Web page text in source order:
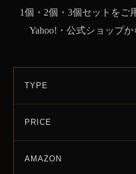
1個・2個・3個セットをご
Yahoo!・公式ショップ
TYPE
PRICE
AMAZON